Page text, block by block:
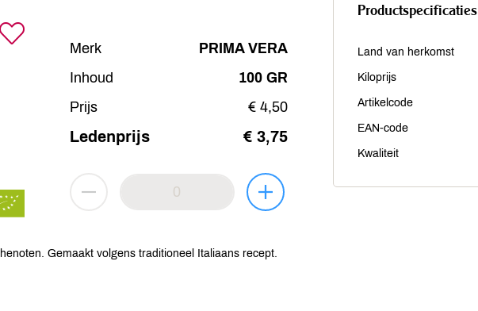
Merk
PRIMA VERA
Inhoud
100 GR
Prijs
€ 4,50
Ledenprijs € 3,75
Gemaakt volgens traditioneel Italiaans recept.
Productspecificaties
Land van herkomst
Kiloprijs
Artikelcode
EAN-code
Kwaliteit